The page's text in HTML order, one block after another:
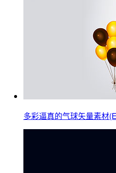
多彩逼真的气球矢量素材